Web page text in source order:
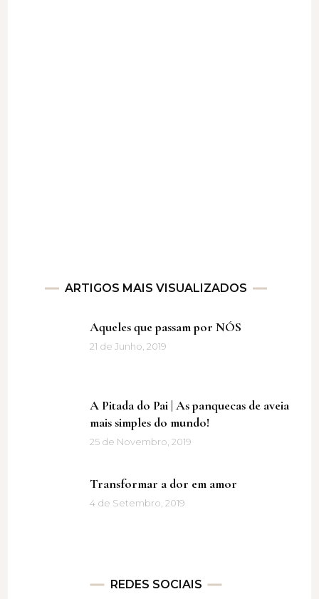
ARTIGOS MAIS VISUALIZADOS
Aqueles que passam por NÓS
21 de Junho, 2019
A Pitada do Pai | As panquecas de aveia
mais simples do mundo!
25 de Novembro, 2019
Transformar a dor em amor
4 de Setembro, 2019
REDES SOCIAIS